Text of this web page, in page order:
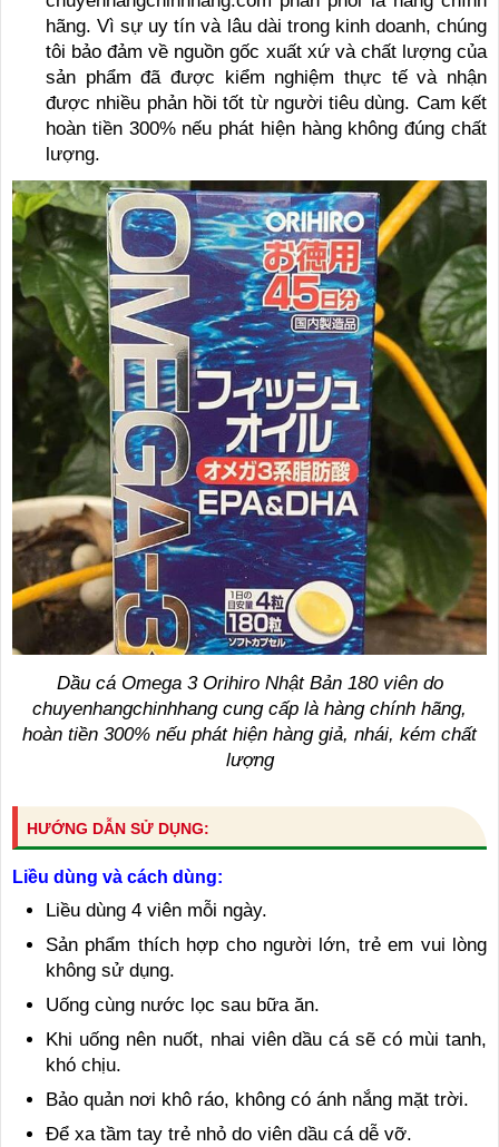
hãng. Vì sự uy tín và lâu dài trong kinh doanh, chúng
tôi bảo đảm về nguồn gốc xuất xứ và chất lượng của
sản phẩm đã được kiểm nghiệm thực tế và nhận
được nhiều phản hồi tốt từ người tiêu dùng. Cam kết
hoàn tiền 300% nếu phát hiện hàng không đúng chất
lượng.
Dầu cá Omega 3 Orihiro Nhật Bản 180 viên do
chuyenhangchinhhang cung cấp là hàng chính hãng,
hoàn tiền 300% nếu phát hiện hàng giả, nhái, kém chất
lượng
HƯỚNG DẪN SỬ DỤNG:
Liều dùng và cách dùng:
Liều dùng 4 viên mỗi ngày.
Sản phẩm thích hợp cho người lớn, trẻ em vui lòng
không sử dụng.
Uống cùng nước lọc sau bữa ăn.
Khi uống nên nuốt, nhai viên dầu cá sẽ có mùi tanh,
khó chịu.
Bảo quản nơi khô ráo, không có ánh nắng mặt trời.
Để xa tầm tay trẻ nhỏ do viên dầu cá dễ vỡ.